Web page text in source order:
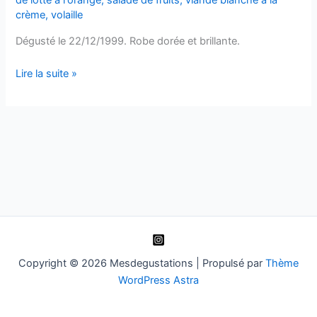
crème,volaille
Dégusté le 22/12/1999. Robe dorée et brillante.
Barsac
Lire la suite »
Copyright © 2026 Mesdegustations | Propulsé par Thème
WordPress Astra